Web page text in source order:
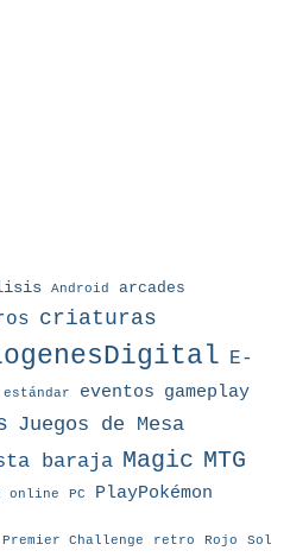
Android arcades
criaturas
E-
estándar eventos gameplay
Juegos de Mesa
baraja Magic MTG
online PC PlayPokémon
Premier Challenge retro Rojo Sol